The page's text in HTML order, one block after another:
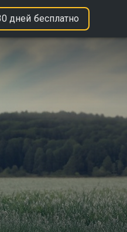
дней бесплатно